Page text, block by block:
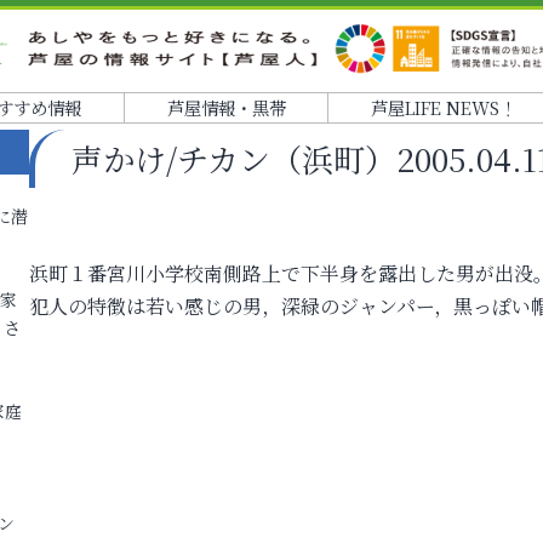
すめ情報 芦屋情報・黒帯 芦屋LIFE NEWS！
声かけ/チカン（浜町）
浜町１番宮川小学校南側路上で下半身を露出した男が出没。
犯人の特徴は若い感じの男，深緑のジャンパー，黒っぽい
潜